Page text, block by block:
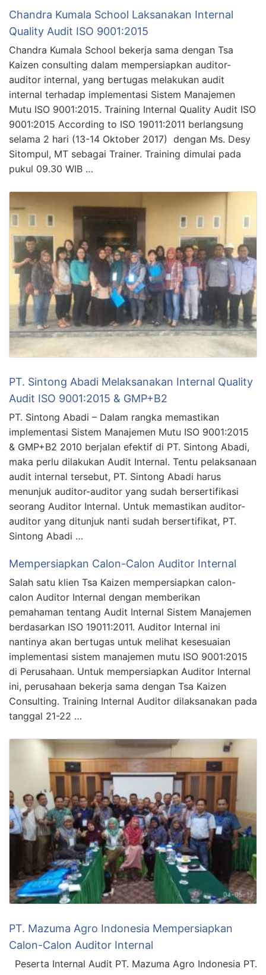
Chandra Kumala School Laksanakan Internal
Quality Audit ISO 9001:2015
Chandra Kumala School bekerja sama dengan Tsa
Kaizen consulting dalam mempersiapkan auditor-
auditor internal, yang bertugas melakukan audit
internal terhadap implementasi Sistem Manajemen
Mutu ISO 9001:2015. Training Internal Quality Audit ISO
9001:2015 According to ISO 19011:2011 berlangsung
selama 2 hari (13-14 Oktober 2017) dengan Ms. Desy
Sitompul, MT sebagai Trainer. Training dimulai pada
pukul 09.30 WIB …
PT. Sintong Abadi Melaksanakan Internal Quality
Audit ISO 9001:2015 & GMP+B2
PT. Sintong Abadi – Dalam rangka memastikan
implementasi Sistem Manajemen Mutu ISO 9001:2015
& GMP+B2 2010 berjalan efektif di PT. Sintong Abadi,
maka perlu dilakukan Audit Internal. Tentu pelaksanaan
audit internal tersebut, PT. Sintong Abadi harus
menunjuk auditor-auditor yang sudah bersertifikasi
seorang Auditor Internal. Untuk memastikan auditor-
auditor yang ditunjuk nanti sudah bersertifikat, PT.
Sintong Abadi …
Mempersiapkan Calon-Calon Auditor Internal
Salah satu klien Tsa Kaizen mempersiapkan calon-
calon Auditor Internal dengan memberikan
pemahaman tentang Audit Internal Sistem Manajemen
berdasarkan ISO 19011:2011. Auditor Internal ini
nantinya akan bertugas untuk melihat kesesuaian
implementasi sistem manajemen mutu ISO 9001:2015
di Perusahaan. Untuk mempersiapkan Auditor Internal
ini, perusahaan bekerja sama dengan Tsa Kaizen
Consulting. Training Internal Auditor dilaksanakan pada
tanggal 21-22 …
PT. Mazuma Agro Indonesia Mempersiapkan
Calon-Calon Auditor Internal
Peserta Internal Audit PT. Mazuma Agro Indonesia PT.